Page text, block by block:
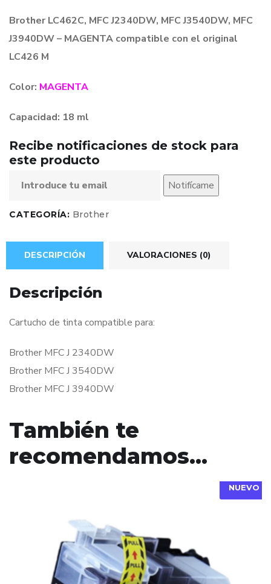
Brother LC462C, MFC J2340DW, MFC J3540DW, MFC
J3940DW – MAGENTA compatible con el original
LC426 M
Color: MAGENTA
Capacidad: 18 ml
Recibe notificaciones de stock para
este producto
Notifícame
CATEGORÍA: Brother
DESCRIPCIÓN VALORACIONES (0)
Descripción
Cartucho de tinta compatible para:
Brother MFC J 2340DW
Brother MFC J 3540DW
Brother MFC J 3940DW
También te
recomendamos…
NUEVO